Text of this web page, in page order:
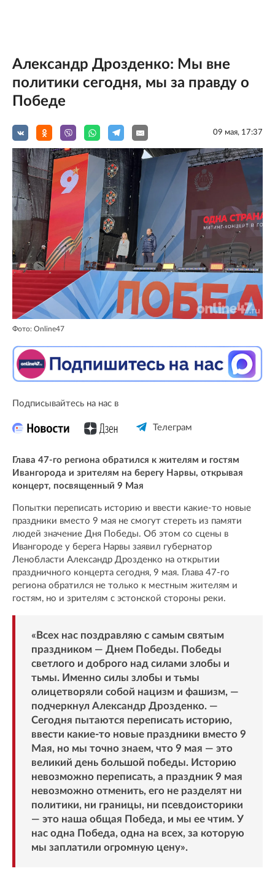
Александр Дрозденко: Мы вне
политики сегодня, мы за правду о
Победе
09 мая, 17:37
Фото: Online47
Подписывайтесь на нас в
Телеграм
Глава 47-го региона обратился к жителям и гостям
Ивангорода и зрителям на берегу Нарвы, открывая
концерт, посвященный 9 Мая
Попытки переписать историю и ввести какие-то новые
праздники вместо 9 мая не смогут стереть из памяти
людей значение Дня Победы. Об этом со сцены в
Ивангороде у берега Нарвы заявил губернатор
Ленобласти Александр Дрозденко на открытии
праздничного концерта сегодня, 9 мая. Глава 47-го
региона обратился не только к местным жителям и
гостям, но и зрителям с эстонской стороны реки.
«Всех нас поздравляю с самым святым
праздником — Днем Победы. Победы
светлого и доброго над силами злобы и
тьмы. Именно силы злобы и тьмы
олицетворяли собой нацизм и фашизм, —
подчеркнул Александр Дрозденко. —
Сегодня пытаются переписать историю,
ввести какие-то новые праздники вместо 9
Мая, но мы точно знаем, что 9 мая — это
великий день большой победы. Историю
невозможно переписать, а праздник 9 мая
невозможно отменить, его не разделят ни
политики, ни границы, ни псевдоисторики
— это наша общая Победа, и мы ее чтим. У
нас одна Победа, одна на всех, за которую
мы заплатили огромную цену».